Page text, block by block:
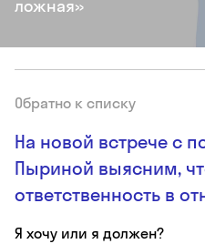
ложная»
На новой встрече с
Пыриной выясним,
ответственность в
Я хочу или я должен?
Обратно к списку